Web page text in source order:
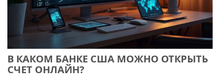
В КАКОМ БАНКЕ США МОЖНО ОТКРЫТЬ
СЧЕТ ОНЛАЙН?